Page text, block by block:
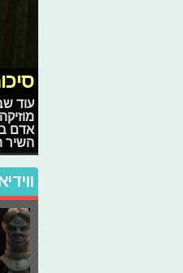
עוד
אדם
השיר